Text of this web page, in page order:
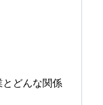
どんな関係